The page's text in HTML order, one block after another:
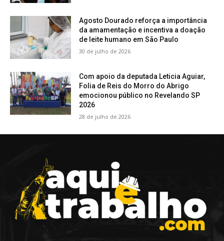
Agosto Dourado reforça a importância
da amamentação e incentiva a doação
de leite humano em São Paulo
30 de julho de 2026
Com apoio da deputada Leticia Aguiar,
Folia de Reis do Morro do Abrigo
emocionou público no Revelando SP
2026
28 de julho de 2026